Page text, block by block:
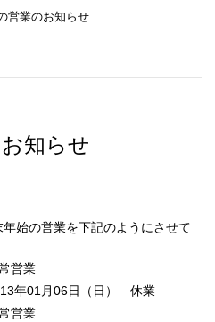
営業のお知らせ
知らせ
始の営業を下記のようにさせて
営業
年01月06日（日） 休業
営業